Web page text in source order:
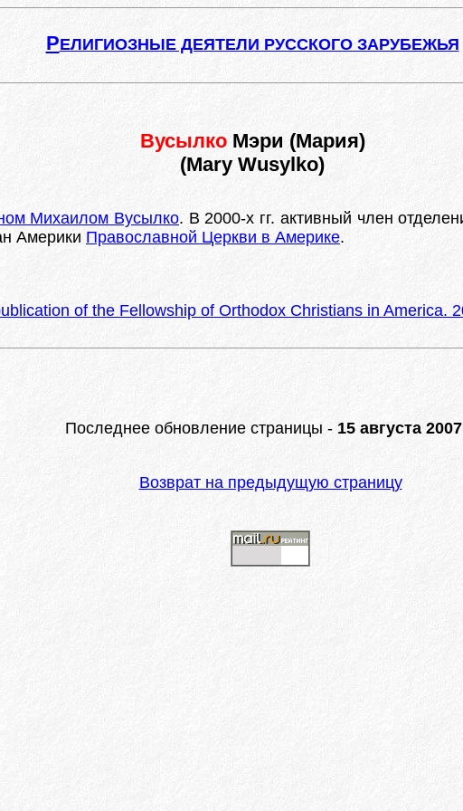
РЕЛИГИОЗНЫЕ ДЕЯТЕЛИ РУССКОГО ЗАРУБЕЖЬЯ
Вусылко Мэри (Мария)
(Mary Wusylko)
Михаилом Вусылко. В 2000-х гг. активный член
Америки Православной Церкви в Америке.
of the Fellowship of Orthodox Christians in America.
Последнее обновление страницы - 15 августа 2007
Возврат на предыдущую страницу